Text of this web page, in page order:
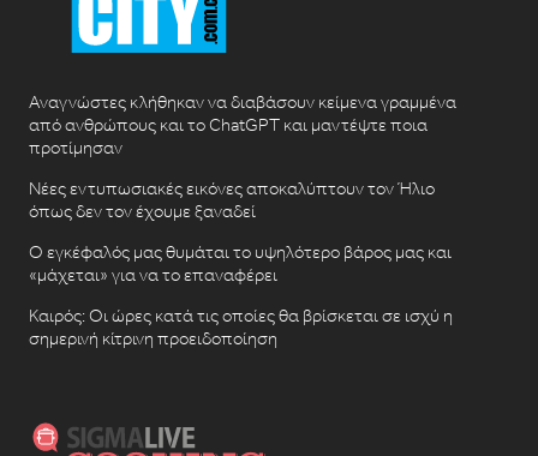
Αναγνώστες κλήθηκαν να διαβάσουν κείμενα γραμμένα
από ανθρώπους και το ChatGPT και μαντέψτε ποια
προτίμησαν
Νέες εντυπωσιακές εικόνες αποκαλύπτουν τον Ήλιο
όπως δεν τον έχουμε ξαναδεί
Ο εγκέφαλός μας θυμάται το υψηλότερο βάρος μας και
«μάχεται» για να το επαναφέρει
Καιρός: Οι ώρες κατά τις οποίες θα βρίσκεται σε ισχύ η
σημερινή κίτρινη προειδοποίηση